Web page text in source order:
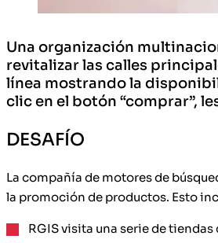
Una organización
revitalizar las calles
línea mostrando la
clic en el botón “comprar”,
DESAFÍO
La compañía de motores de
la promoción de productos. Esto
RGIS visita una serie de